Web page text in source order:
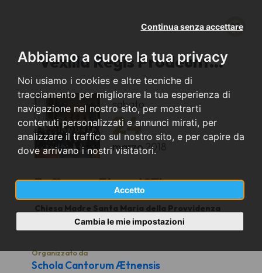
Abbiamo a cuore la tua privacy
Noi usiamo i cookies e altre tecniche di
tracciamento per migliorare la tua esperienza di
navigazione nel nostro sito, per mostrarti
contenuti personalizzati e annunci mirati, per
analizzare il traffico sul nostro sito, e per capire da
dove arrivano i nostri visitatori.
Accetto
Continua senza accettare
Cambia le mie impostazioni
Vexilla Regis Prodeunt...
sabato
24
marzo2018
Zafferana Etnea (CT)
Chiesa Madre Santa Maria della Provvidenza
Organizzato da
Schola Cantorum Ætnensis